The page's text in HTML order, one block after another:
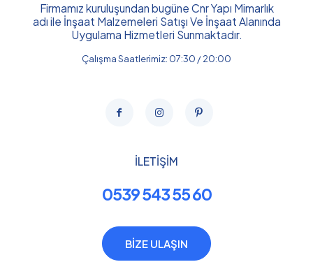
Firmamız kuruluşundan bugüne Cnr Yapı Mimarlık
adı ile İnşaat Malzemeleri Satışı Ve İnşaat Alanında
Uygulama Hizmetleri Sunmaktadır.
Çalışma Saatlerimiz: 07:30 / 20:00
İLETİŞİM
0539 543 55 60
BİZE ULAŞIN